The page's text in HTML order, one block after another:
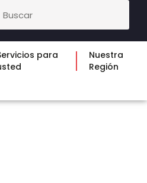
para
Nuestra
Región